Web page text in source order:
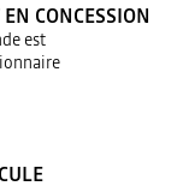
CONCESSION
est